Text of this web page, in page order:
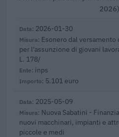
2026-01-30
Esonero dal
per l'assunzione di giovani
L. 178/
inps
5.101 euro
2025-05-09
Nuova Sabatini -
nuovi macchinari, impianti e
piccole e medi